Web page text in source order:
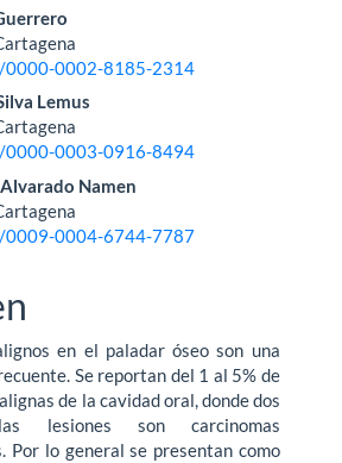
0000-0002-8185-2314
Lemus
0000-0003-0916-8494
Namen
0009-0004-6744-7787
en el paladar óseo son una
Se reportan del 1 al 5% de
de la cavidad oral, donde dos
lesiones son carcinomas
Por lo general se presentan como